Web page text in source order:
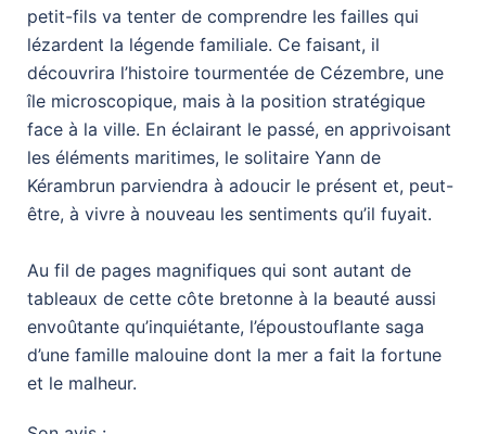
petit-fils va tenter de comprendre les failles qui
lézardent la légende familiale. Ce faisant, il
découvrira l’histoire tourmentée de Cézembre, une
île microscopique, mais à la position stratégique
face à la ville. En éclairant le passé, en apprivoisant
les éléments maritimes, le solitaire Yann de
Kérambrun parviendra à adoucir le présent et, peut-
être, à vivre à nouveau les sentiments qu’il fuyait.
Au fil de pages magnifiques qui sont autant de
tableaux de cette côte bretonne à la beauté aussi
envoûtante qu’inquiétante, l’époustouflante saga
d’une famille malouine dont la mer a fait la fortune
et le malheur.